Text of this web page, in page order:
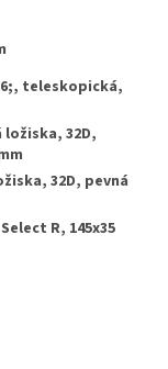
teleskopická,
ložiska, 32D,
32D, pevná
Select R, 145x35